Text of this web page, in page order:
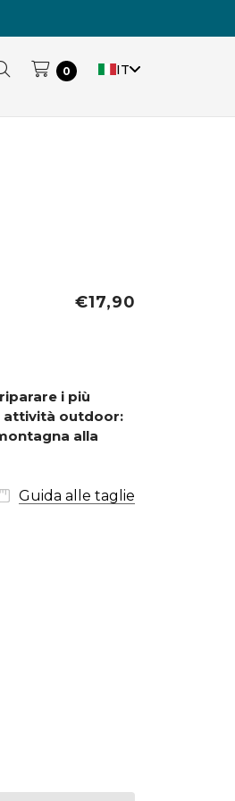
0 IT
€17,90
i più
attività outdoor:
alla
Guida alle taglie